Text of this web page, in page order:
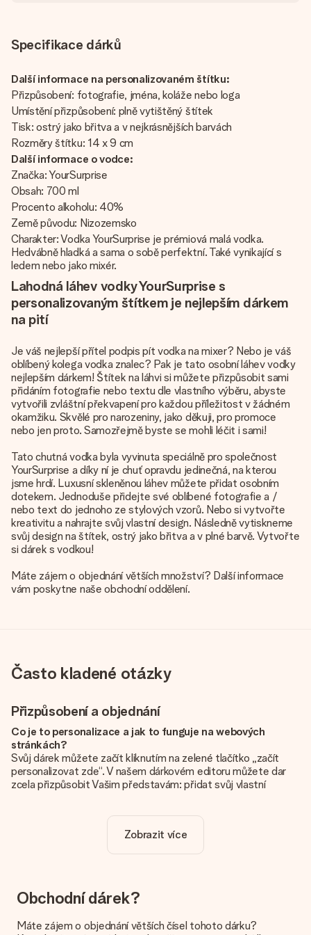
Specifikace dárků
Další informace na personalizovaném štítku:
Přizpůsobení: fotografie, jména, koláže nebo loga
Umístění přizpůsobení: plně vytištěný štítek
Tisk: ostrý jako břitva a v nejkrásnějších barvách
Rozměry štítku: 14 x 9 cm
Další informace o vodce:
Značka: YourSurprise
Obsah: 700 ml
Procento alkoholu: 40%
Země původu: Nizozemsko
Charakter: Vodka YourSurprise je prémiová malá vodka.
Hedvábně hladká a sama o sobě perfektní. Také vynikající s
ledem nebo jako mixér.
Lahodná láhev vodky YourSurprise s
personalizovaným štítkem je nejlepším dárkem
na pití
Je váš nejlepší přítel podpis pít vodka na mixer? Nebo je váš
oblíbený kolega vodka znalec? Pak je tato osobní láhev vodky
nejlepším dárkem! Štítek na láhvi si můžete přizpůsobit sami
přidáním fotografie nebo textu dle vlastního výběru, abyste
vytvořili zvláštní překvapení pro každou příležitost v žádném
okamžiku. Skvělé pro narozeniny, jako děkuji, pro promoce
nebo jen proto. Samozřejmě byste se mohli léčit i sami!
Tato chutná vodka byla vyvinuta speciálně pro společnost
YourSurprise a díky ní je chuť opravdu jedinečná, na kterou
jsme hrdí. Luxusní skleněnou láhev můžete přidat osobním
dotekem. Jednoduše přidejte své oblíbené fotografie a /
nebo text do jednoho ze stylových vzorů. Nebo si vytvořte
kreativitu a nahrajte svůj vlastní design. Následně vytiskneme
svůj design na štítek, ostrý jako břitva a v plné barvě. Vytvořte
si dárek s vodkou!
Máte zájem o objednání větších množství? Další informace
vám poskytne naše obchodní oddělení.
Často kladené otázky
Přizpůsobení a objednání
Co je to personalizace a jak to funguje na webových
stránkách?
Svůj dárek můžete začít kliknutím na zelené tlačítko „začít
personalizovat zde“. V našem dárkovém editoru můžete dar
zcela přizpůsobit Vašim představám: přidat svůj vlastní
Je personalizace zahrnuta v ceně?
Jak zjistím, zda má moje fotografie správnou kvalitu?
spokojeni. Proto je důležité používat vysoce kvalitní
Zobrazit více
Obchodní dárek?
Máte zájem o objednání větších čísel tohoto dárku?